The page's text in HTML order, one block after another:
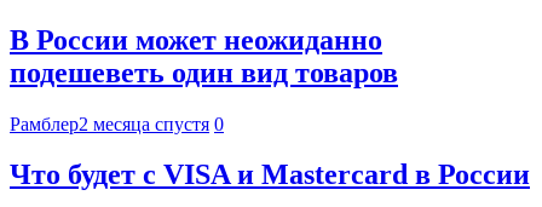
В России может неожиданно
подешеветь один вид товаров
Рамблер2 месяца спустя 0
Что будет с VISA и Mastercard в России